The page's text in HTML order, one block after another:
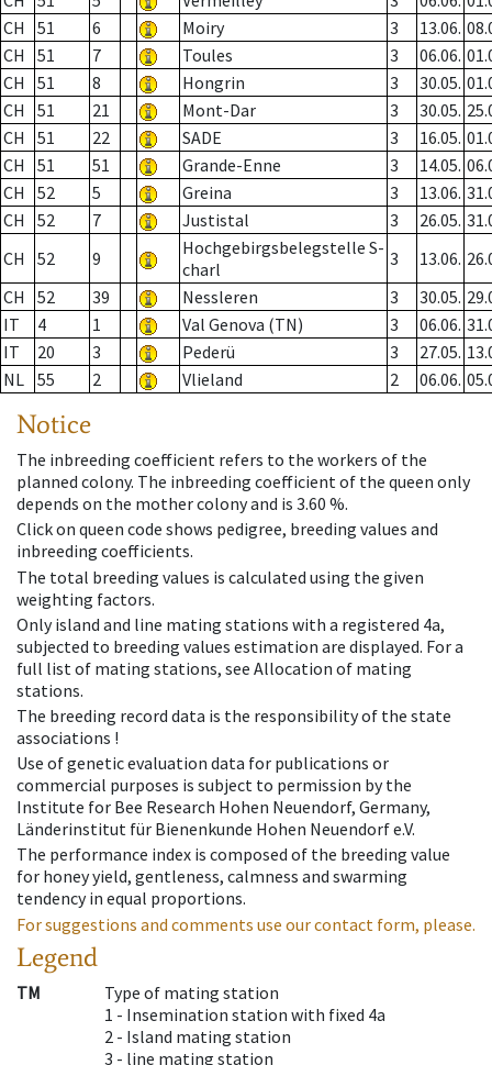
CH
51 6 Moiry 3 13.06.
CH
51 7 Toules 3 06.06.
CH
51 8 Hongrin 3 30.05.
CH
51 21 Mont-Dar 3 30.05.
CH
51 22 SADE 3 16.05.
CH
51 51 Grande-Enne 3 14.05.
CH
52 5 Greina 3 13.06.
CH
52 7 Justistal 3 26.05.
CH
52 9
Hochgebirgsbelegstelle S-
charl
3 13.06.
CH
52 39 Nessleren 3 30.05.
IT
4 1 Val Genova (TN) 3 06.06.
IT
20 3 Pederü 3 27.05.
NL 55 2 Vlieland 2 06.06.
Notice
The inbreeding coefficient refers to the workers of the
planned colony. The inbreeding coefficient of the queen only
depends on the mother colony and is 3.60 %.
Click on queen code shows pedigree, breeding values and
inbreeding coefficients.
The total breeding values is calculated using the given
weighting factors.
Only island and line mating stations with a registered 4a,
subjected to breeding values estimation are displayed. For a
full list of mating stations, see Allocation of mating
stations.
The breeding record data is the responsibility of the state
associations !
Use of genetic evaluation data for publications or
commercial purposes is subject to permission by the
Institute for Bee Research Hohen Neuendorf, Germany,
Länderinstitut für Bienenkunde Hohen Neuendorf e.V.
The performance index is composed of the breeding value
for honey yield, gentleness, calmness and swarming
tendency in equal proportions.
For suggestions and comments use our contact form, please.
Legend
TM
Type of mating station
1 - Insemination station with fixed 4a
2 - Island mating station
3 - line mating station